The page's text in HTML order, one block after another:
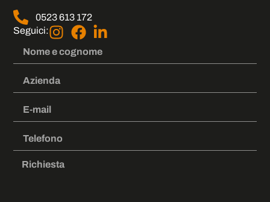
0523 613 172
Seguici: